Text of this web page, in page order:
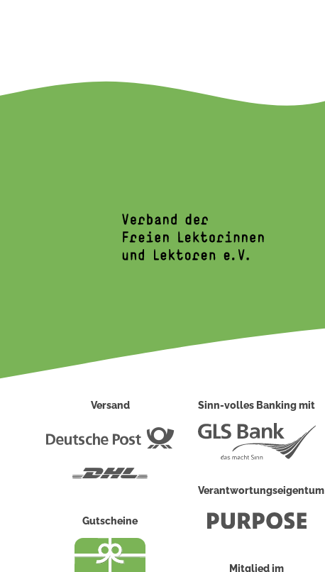
Versand
Deutsche
Gutscheine
Sinn-volles Banking mit
Verantwortungseigentum
Mitglied im